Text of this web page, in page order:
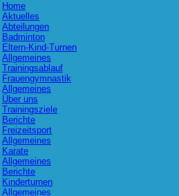
Home
Aktuelles
Abteilungen
Badminton
Eltern-Kind-Turnen
Allgemeines
Trainingsablauf
Frauengymnastik
Allgemeines
Über uns
Trainingsziele
Berichte
Freizeitsport
Allgemeines
Karate
Allgemeines
Berichte
Kinderturnen
Allgemeines